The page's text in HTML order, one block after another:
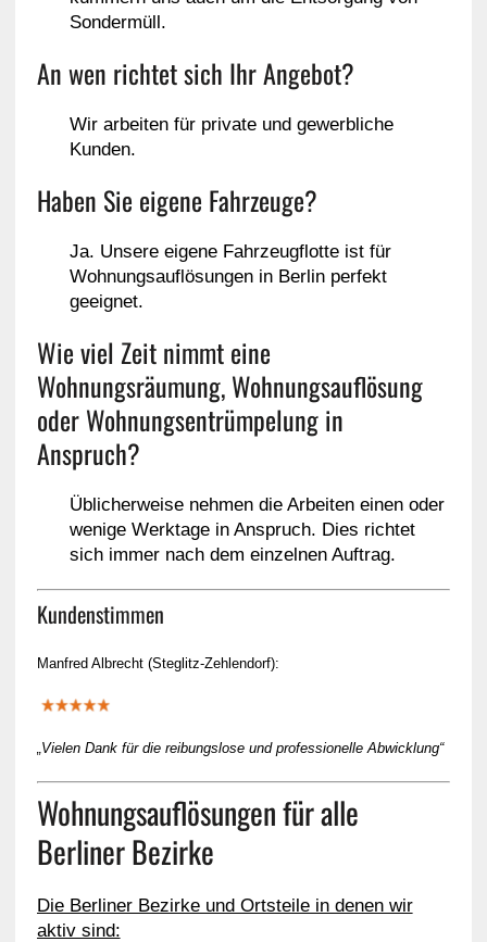
Sondermüll.
An wen richtet sich Ihr Angebot?
Wir arbeiten für private und gewerbliche
Kunden.
Haben Sie eigene Fahrzeuge?
Ja. Unsere eigene Fahrzeugflotte ist für
Wohnungsauflösungen in Berlin perfekt
geeignet.
Wie viel Zeit nimmt eine
Wohnungsräumung, Wohnungsauflösung
oder Wohnungsentrümpelung in
Anspruch?
Üblicherweise nehmen die Arbeiten einen oder
wenige Werktage in Anspruch. Dies richtet
sich immer nach dem einzelnen Auftrag.
Kundenstimmen
Manfred Albrecht (Steglitz-Zehlendorf):
„Vielen Dank für die reibungslose und professionelle Abwicklung“
Wohnungsauflösungen für alle
Berliner Bezirke
Die Berliner Bezirke und Ortsteile in denen wir
aktiv sind: